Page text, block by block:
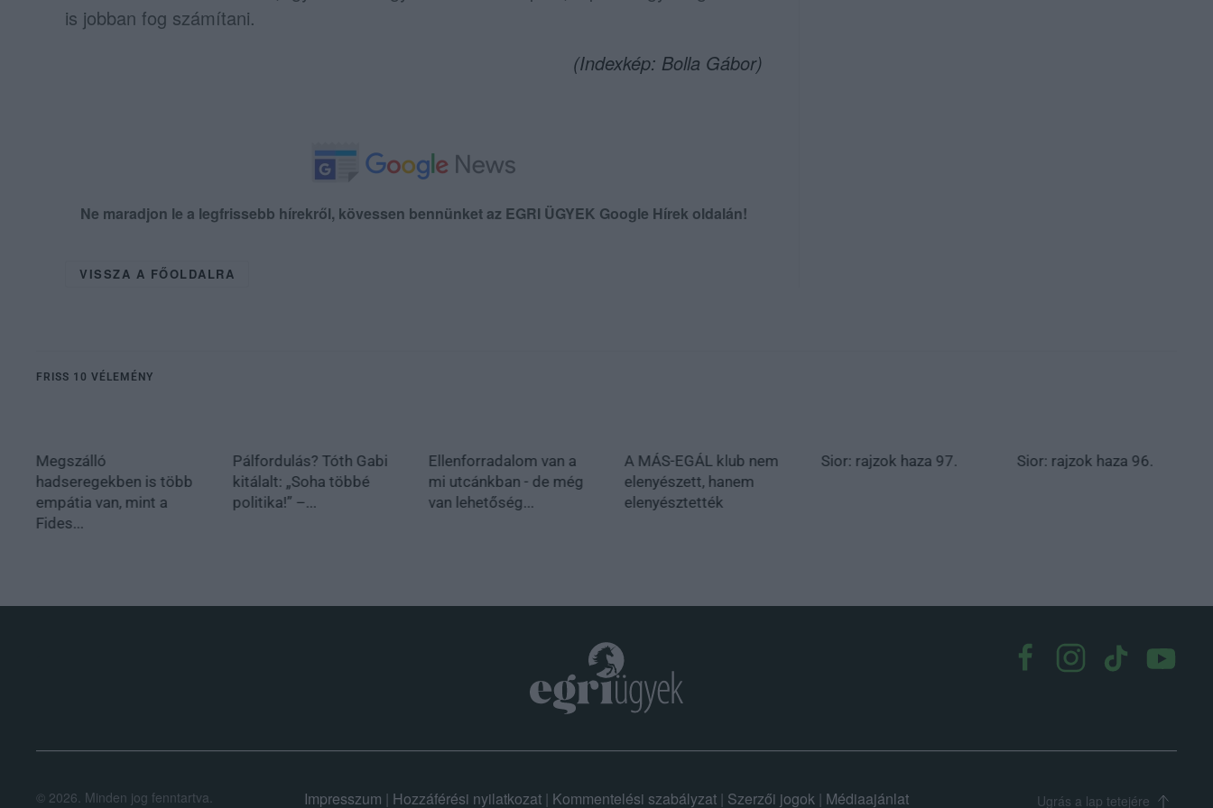
is jobban fog számítani.
(Indexkép: Bolla Gábor)
Ne maradjon le a legfrissebb hírekről, kövessen bennünket az EGRI ÜGYEK Google Hírek oldalán!
VISSZA A FŐOLDALRA
FRISS 10 VÉLEMÉNY
Megszálló
hadseregekben is több
empátia van, mint a
Fides...
Pálfordulás? Tóth Gabi
kitálalt: „Soha többé
politika!” –...
Ellenforradalom van a
mi utcánkban - de még
van lehetőség...
A MÁS-EGÁL klub nem
elenyészett, hanem
elenyésztették
Sior: rajzok haza 97. Sior: rajzok haza 96.
© 2026. Minden jog fenntartva.
Impresszum | Hozzáférési nyilatkozat| Kommentelési szabályzat| Szerzői jogok | Médiaajánlat Ugrás a lap tetejére